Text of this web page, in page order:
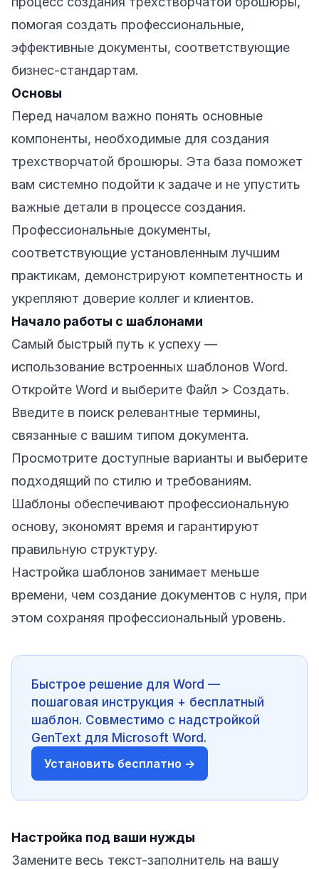
помогая создать профессиональные,
эффективные документы, соответствующие
бизнес-стандартам.
Основы
Перед началом важно понять основные
компоненты, необходимые для создания
трехстворчатой брошюры. Эта база поможет
вам системно подойти к задаче и не упустить
важные детали в процессе создания.
Профессиональные документы,
соответствующие установленным лучшим
практикам, демонстрируют компетентность и
укрепляют доверие коллег и клиентов.
Начало работы с шаблонами
Самый быстрый путь к успеху —
использование встроенных шаблонов Word.
Откройте Word и выберите Файл > Создать.
Введите в поиск релевантные термины,
связанные с вашим типом документа.
Просмотрите доступные варианты и выберите
подходящий по стилю и требованиям.
Шаблоны обеспечивают профессиональную
основу, экономят время и гарантируют
правильную структуру.
Настройка шаблонов занимает меньше
времени, чем создание документов с нуля, при
этом сохраняя профессиональный уровень.
Быстрое решение для Word —
пошаговая инструкция + бесплатный
шаблон. Совместимо с надстройкой
GenText для Microsoft Word.
Установить бесплатно →
Настройка под ваши нужды
Замените весь текст-заполнитель на вашу